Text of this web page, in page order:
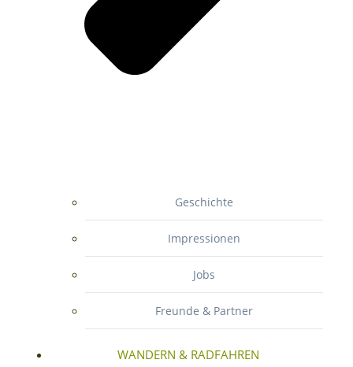
Geschichte
Impressionen
Jobs
Freunde & Partner
WANDERN & RADFAHREN